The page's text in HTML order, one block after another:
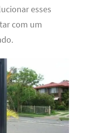
esses
com um